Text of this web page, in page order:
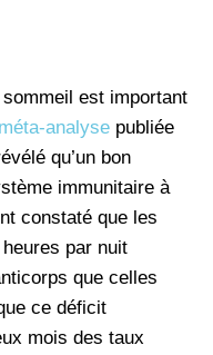
est important
méta-analyse publiée
qu’un bon
immunitaire à
constaté que les
par nuit
que celles
ce déficit
mois des taux